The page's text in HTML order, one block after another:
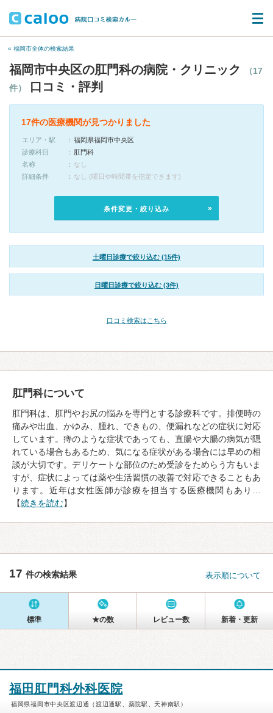
« 福岡市全体の検索結果
福岡市中央区の肛門科の病院・クリニック
（17
件）
口コミ・評判
17件の医療機関が見つかりました
エリア・駅
福岡県福岡市中央区
診療科目
肛門科
名称
なし
詳細条件
なし (曜日や時間帯を指定できます)
条件変更・絞り込み
土曜日診療で絞り込む (15件)
日曜日診療で絞り込む (3件)
口コミ検索はこちら
肛門科について
肛門科は、肛門やお尻の悩みを専門とする診療科です。排便時の
痛みや出血、かゆみ、腫れ、できもの、便漏れなどの症状に対応
しています。痔のような症状であっても、直腸や大腸の病気が隠
れている場合もあるため、気になる症状がある場合には早めの相
談が大切です。デリケートな部位のため受診をためらう方もいま
すが、症状によっては薬や生活習慣の改善で対応できることもあ
ります。近年は女性医師が診療を担当する医療機関もあり…
【続きを読む】
17 件の検索結果 表示順について
標準 ★の数 レビュー数 新着・更新
福田肛門科外科医院
福岡県福岡市中央区渡辺通（渡辺通駅、薬院駅、天神南駅）